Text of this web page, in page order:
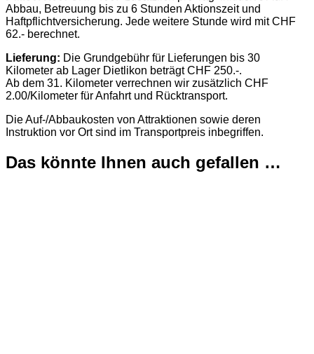
Abbau, Betreuung bis zu 6 Stunden Aktionszeit und
Haftpflichtversicherung. Jede weitere Stunde wird mit CHF
62.- berechnet.
Lieferung: Die Grundgebühr für Lieferungen bis 30
Kilometer ab Lager Dietlikon beträgt CHF 250.-.
Ab dem 31. Kilometer verrechnen wir zusätzlich CHF
2.00/Kilometer für Anfahrt und Rücktransport.
Die Auf-/Abbaukosten von Attraktionen sowie deren
Instruktion vor Ort sind im Transportpreis inbegriffen.
Das könnte Ihnen auch gefallen …